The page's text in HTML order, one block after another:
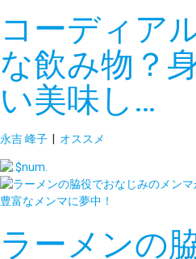
コーディア
な飲み物？
い美味し…
永吉 峰子 | オススメ
ラーメンの